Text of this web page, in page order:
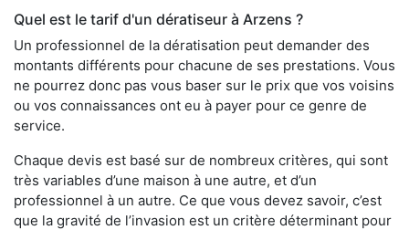
Quel est le tarif d'un dératiseur à Arzens ?
Un professionnel de la dératisation peut demander des
montants différents pour chacune de ses prestations. Vous
ne pourrez donc pas vous baser sur le prix que vos voisins
ou vos connaissances ont eu à payer pour ce genre de
service.
Chaque devis est basé sur de nombreux critères, qui sont
très variables d’une maison à une autre, et d’un
professionnel à un autre. Ce que vous devez savoir, c’est
que la gravité de l’invasion est un critère déterminant pour